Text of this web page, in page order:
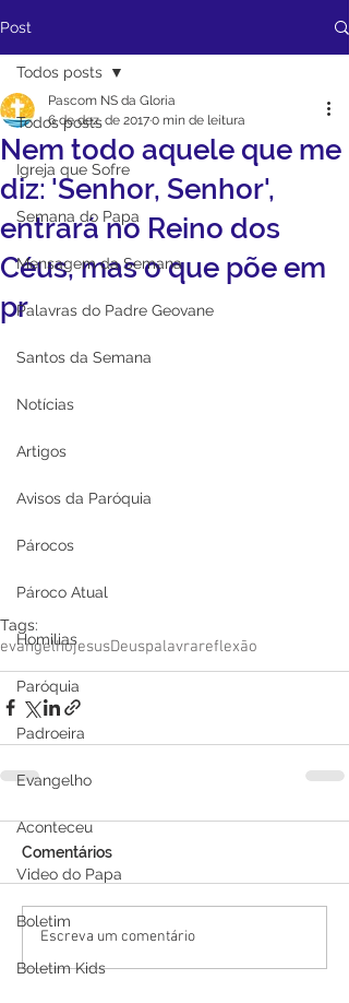
Post
Todos posts
Igreja que Sofre
Semana do Papa
Mensagem da Semana
Palavras do Padre Geovane
Santos da Semana
Notícias
Artigos
Avisos da Paróquia
Párocos
Pároco Atual
Homilias
Paróquia
Padroeira
Evangelho
Aconteceu
Video do Papa
Boletim
Boletim Kids
Todos posts
Nem todo aquele que me
diz: 'Senhor, Senhor',
entrará no Reino dos
Céus, mas o que põe em
pr
Pascom NS da Gloria
6 de dez. de 20170 min de leitura
Tags:
evangelhojesusDeuspalavrareflexão
Comentários
Escreva um comentário